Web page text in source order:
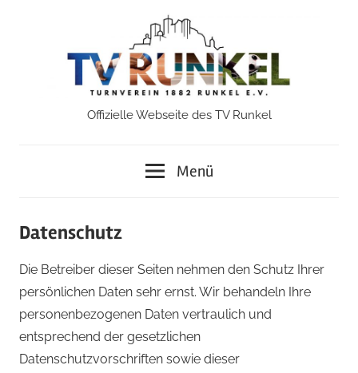
Offizielle Webseite des TV Runkel
Menü
Datenschutz
Die Betreiber dieser Seiten nehmen den Schutz Ihrer
persönlichen Daten sehr ernst. Wir behandeln Ihre
personenbezogenen Daten vertraulich und
entsprechend der gesetzlichen
Datenschutzvorschriften sowie dieser